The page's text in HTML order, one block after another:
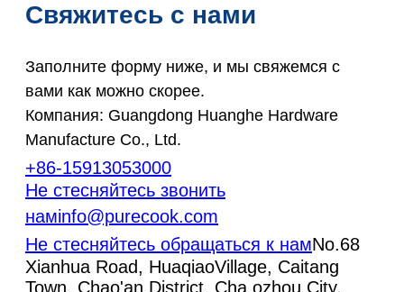
Свяжитесь с нами
Заполните форму ниже, и мы свяжемся с
вами как можно скорее.
Компания: Guangdong Huanghe Hardware
Manufacture Co., Ltd.
+86-15913053000
Не стесняйтесь звонить
намinfo@purecook.com
Не стесняйтесь обращаться к намNo.68
Xianhua Road, HuaqiaoVillage, Caitang
Town, Chao'an District, Cha ozhou City,